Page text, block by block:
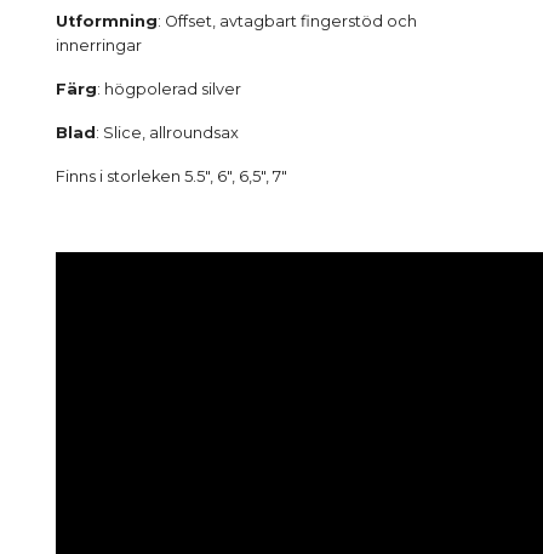
Utformning: Offset, avtagbart fingerstöd och
innerringar
Färg: högpolerad silver
Blad : Slice, allroundsax
Finns i storleken 5.5", 6", 6,5", 7"